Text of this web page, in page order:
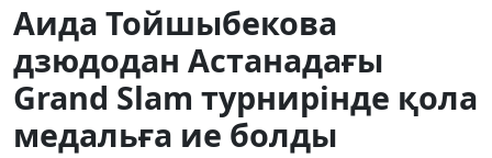
Аида Тойшыбекова
дзюдодан Астанадағы
Grand Slam турнирінде қола
медальға ие болды